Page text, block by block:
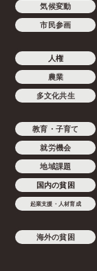
気候変動
市民参画
人権
農業
多文化共生
教育・子育て
就労機会
地域課題
国内の貧困
起業支援・人材育成
海外の貧困